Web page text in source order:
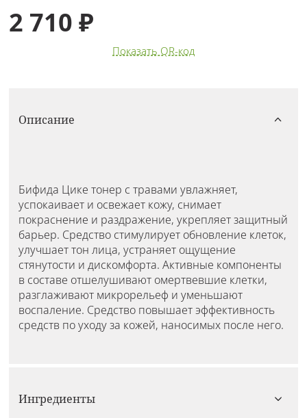
2 710 ₽
Показать QR-код
Описание
Бифида Цике тонер с травами увлажняет,
успокаивает и освежает кожу, снимает
покраснение и раздражение, укрепляет защитный
барьер. Средство стимулирует обновление клеток,
улучшает тон лица, устраняет ощущение
стянутости и дискомфорта. Активные компоненты
в составе отшелушивают омертвевшие клетки,
разглаживают микрорельеф и уменьшают
воспаление. Средство повышает эффективность
средств по уходу за кожей, наносимых после него.
Ингредиенты